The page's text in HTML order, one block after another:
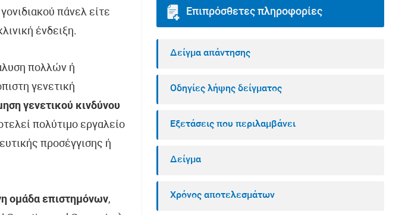
πάνελ είτε
ένδειξη.
πολλών ή
γενετική
γενετικού κινδύνου
πολύτιμο εργαλείο
προσέγγισης ή
ομάδα επιστημόνων,
Επιπρόσθετες πληροφορίες
Δείγμα απάντησης
Οδηγίες λήψης δείγματος
Εξετάσεις που περιλαμβάνει
Δείγμα
Χρόνος αποτελεσμάτων